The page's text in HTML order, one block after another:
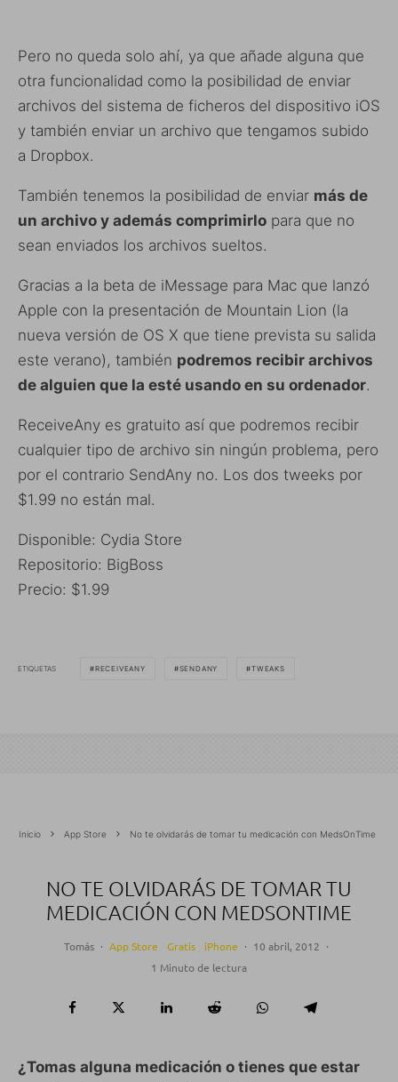
Pero no queda solo ahí, ya que añade alguna que
otra funcionalidad como la posibilidad de enviar
archivos del sistema de ficheros del dispositivo iOS
y también enviar un archivo que tengamos subido
a Dropbox.
También tenemos la posibilidad de enviar más de
un archivo y además comprimirlo para que no
sean enviados los archivos sueltos.
Gracias a la beta de iMessage para Mac que lanzó
Apple con la presentación de Mountain Lion (la
nueva versión de OS X que tiene prevista su salida
este verano), también podremos recibir archivos
de alguien que la esté usando en su ordenador.
ReceiveAny es gratuito así que podremos recibir
cualquier tipo de archivo sin ningún problema, pero
por el contrario SendAny no. Los dos tweeks por
$1.99 no están mal.
Disponible: Cydia Store
Repositorio: BigBoss
Precio: $1.99
ETIQUETAS RECEIVEANY SENDANY TWEAKS
Inicio App Store No te olvidarás de tomar tu medicación con MedsOnTime
NO TE OLVIDARÁS DE TOMAR TU
MEDICACIÓN CON MEDSONTIME
Tomás · App Store Gratis iPhone · 10 abril, 2012 ·
1 Minuto de lectura
¿Tomas alguna medicación o tienes que estar